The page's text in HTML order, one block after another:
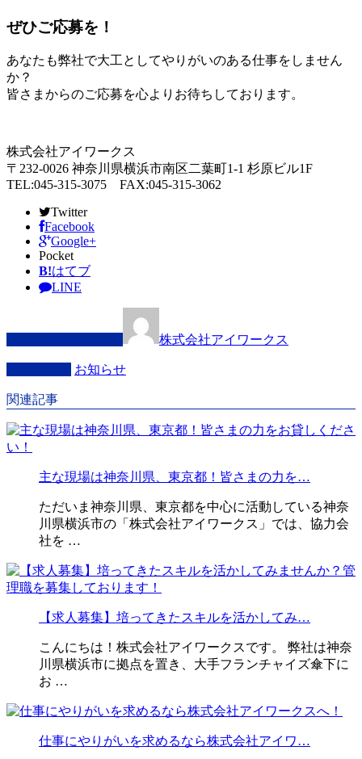
ぜひご応募を！
あなたも弊社で大工としてやりがいのある仕事をしません
か？
皆さまからのご応募を心よりお待ちしております。
株式会社アイワークス
〒232-0026 神奈川県横浜市南区二葉町1-1 杉原ビル1F
TEL:045-315-3075 FAX:045-315-3062
Twitter
Facebook
Google+
Pocket
B!はてブ
LINE
株式会社アイワークス
お知らせ
関連記事
主な現場は神奈川県、東京都！皆さまの力を…
ただいま神奈川県、東京都を中心に活動している神奈
川県横浜市の「株式会社アイワークス」では、協力会
社を …
【求人募集】培ってきたスキルを活かしてみ…
こんにちは！株式会社アイワークスです。 弊社は神奈
川県横浜市に拠点を置き、大手フランチャイズ傘下に
お …
仕事にやりがいを求めるなら株式会社アイワ…